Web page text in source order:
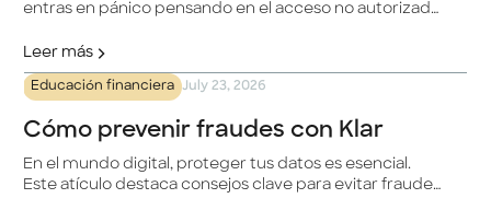
entras en pánico pensando en el acceso no autorizado
ayudarte. En este artículo, te ofrecemos una guía paso
a paso sobre cómo bloquear tu tarjeta de forma rápida
y sencilla.
Leer más
Educación financiera July 23, 2026
Cómo prevenir fraudes con Klar
En el mundo digital, proteger tus datos es esencial.
Este atículo destaca consejos clave para evitar fraudes